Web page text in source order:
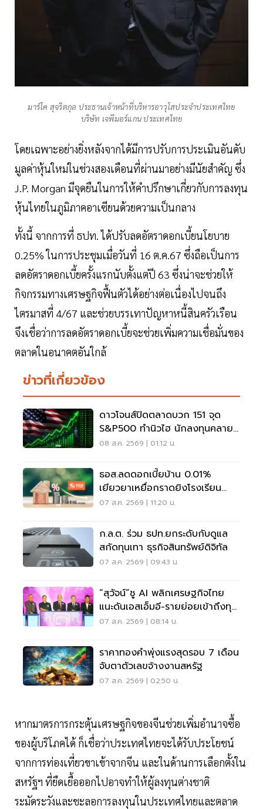
มาร์โค สุจริตกุล ประธานเจ้าหน้าที่บริหารอาวุโสประจำประเทศไทย
บริษัท เจพีมอร์แกน ประเทศไทย
โดยเฉพาะอย่างยิ่งหลังจากได้มีการปรับการประเมินอันดับ
มูลค่าหุ้นใหม่ในช่วงสองเดือนที่ผ่านมาอย่างมีนัยสำคัญ ซึ่ง
J.P. Morgan มีจุดยืนในการให้คำปรึกษาเกี่ยวกับการลงทุน
หุ้นไทยในภูมิภาคอาเซียนด้วยความเป็นกลาง
ทั้งนี้ จากการที่ ธปท. ได้ปรับลดอัตราดอกเบี้ยนโยบาย
0.25% ในการประชุมเมื่อวันที่ 16 ต.ค.67 ซึ่งถือเป็นการ
ลดอัตราดอกเบี้ยครั้งแรกนับตั้งแต่ปี 63 ซึ่งน่าจะช่วยให้
กิจกรรมทางเศรษฐกิจฟื้นตัวได้อย่างต่อเนื่องไปจนถึง
ไตรมาสที่ 4/67 และช่วยบรรเทาปัญหาหนี้สินครัวเรือน
จึงเชื่อว่าการลดอัตราดอกเบี้ยจะช่วยเพิ่มความเชื่อมั่นของ
ตลาดในอนาคตอันใกล้
ข่าวที่เกี่ยวข้อง
ดาวโจนส์ปิดตลาดบวก 151 จุด
S&P500 ทำนิวไฮ นักลงทุนคลาย
กังวลเฟดขึ้นดอกเบี้ย
08 ส.ค. 2569 | 01:12 น.
ธอส.ลดดอกเบี้ยบ้าน 0.01%
เยียวยาเหยื่อกราดยิงโรงเรียน
จ.นนทบุรี
07 ส.ค. 2569 | 11:20 น.
ก.ล.ต. ร่วม ธปท.ยกระดับกับดูแล
สกัดทุนเทา ธุรกิจสินทรัพย์ดิจิทัล
07 ส.ค. 2569 | 09:43 น.
“สุวัจน์”ชู AI พลิกเศรษฐกิจไทย
แนะดันเอสเอ็มอี-รายย่อยเข้าถึงทุน
ฝ่าวิกฤต
07 ส.ค. 2569 | 08:14 น.
ราคาทองคำพุ่งแรงสุดรอบ 7 เดือน
จับตาตัวเลขจ้างงานสหรัฐ
07 ส.ค. 2569 | 02:50 น.
หากมาตรการกระตุ้นเศรษฐกิจของจีนช่วยเพิ่มอำนาจซื้อ
ของผู้บริโภคได้ ก็เชื่อว่าประเทศไทยจะได้รับประโยชน์
จากการท่องเที่ยวขาเข้าจากจีน และในด้านการเลือกตั้งใน
สหรัฐฯ ที่ยืดเยื้อออกไปอาจทำให้ผู้ลงทุนต่างชาติ
ระมัดระวังและชะลอการลงทุนในประเทศไทยและตลาด